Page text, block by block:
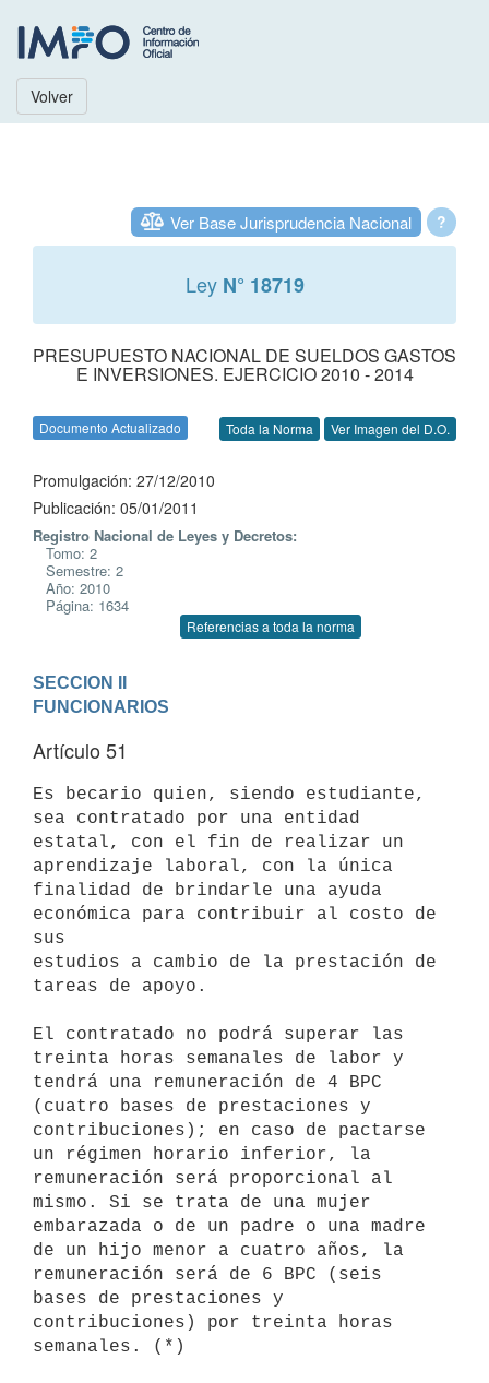
Volver
?
Ver Base Jurisprudencia Nacional
Ley N° 18719
PRESUPUESTO NACIONAL DE SUELDOS GASTOS
E INVERSIONES. EJERCICIO 2010 - 2014
Documento Actualizado Toda la Norma Ver Imagen del D.O.
Promulgación: 27/12/2010
Publicación: 05/01/2011
Registro Nacional de Leyes y Decretos:
Tomo: 2
Semestre: 2
Año: 2010
Página: 1634
Referencias a toda la norma
SECCION II
FUNCIONARIOS
Artículo 51
Es becario quien, siendo estudiante,
sea contratado por una entidad
estatal, con el fin de realizar un
aprendizaje laboral, con la única
finalidad de brindarle una ayuda
económica para contribuir al costo de
sus
estudios a cambio de la prestación de
tareas de apoyo.
El contratado no podrá superar las
treinta horas semanales de labor y
tendrá una remuneración de 4 BPC
(cuatro bases de prestaciones y
contribuciones); en caso de pactarse
un régimen horario inferior, la
remuneración será proporcional al
mismo. Si se trata de una mujer
embarazada o de un padre o una madre
de un hijo menor a cuatro años, la
remuneración será de 6 BPC (seis
bases de prestaciones y
contribuciones) por treinta horas
semanales. (*)